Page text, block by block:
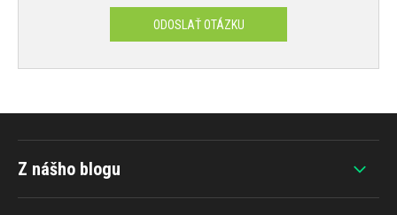
ODOSLAŤ OTÁZKU
Z nášho blogu